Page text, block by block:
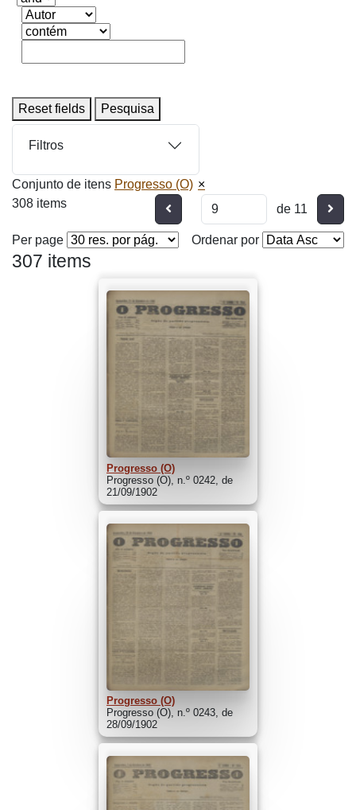
Reset fields Pesquisa
Filtros
Conjunto de itens Progresso (O)
308 items
Anterior de 11
Per page Ordenar por
307 items
Progresso (O)
Progresso (O), n.º 0242, de
21/09/1902
Progresso (O)
Progresso (O), n.º 0243, de
28/09/1902